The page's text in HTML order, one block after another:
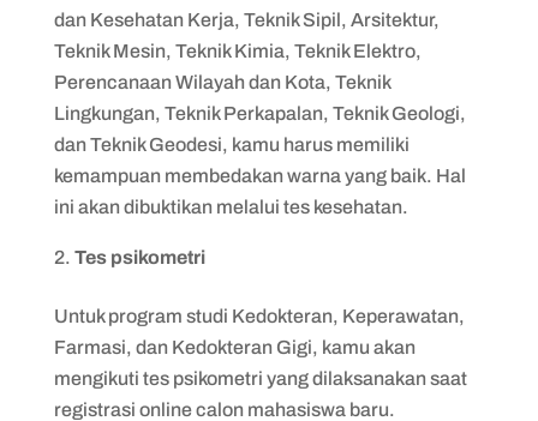
dan Kesehatan Kerja, Teknik Sipil, Arsitektur,
Teknik Mesin, Teknik Kimia, Teknik Elektro,
Perencanaan Wilayah dan Kota, Teknik
Lingkungan, Teknik Perkapalan, Teknik Geologi,
dan Teknik Geodesi, kamu harus memiliki
kemampuan membedakan warna yang baik. Hal
ini akan dibuktikan melalui tes kesehatan.
Tes psikometri
Untuk program studi Kedokteran, Keperawatan,
Farmasi, dan Kedokteran Gigi, kamu akan
mengikuti tes psikometri yang dilaksanakan saat
registrasi online calon mahasiswa baru.